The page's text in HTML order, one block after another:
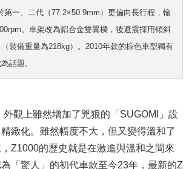
第一、二代（77.2×50.9mm）更偏向長行程，輸
。車架改為鋁合金雙翼樑，後避震採用傾斜
裝備重量為218kg）。2010年款的棕色車型獨有
話題。
觀上雖然增加了兇狠的「SUGOMI」設
緻化。雖然幅度不大，但又變得溫和了
Z1000的歷史就是在激進與溫和之間來
「驚人」的初代車款至今23年，最新的Z